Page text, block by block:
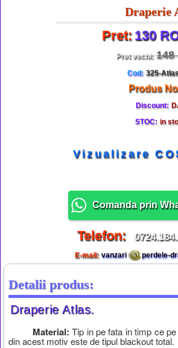
Draperie
Pret: 130
Pret vechi: 148
Cod: 325-
Produs
Discount:
STOC: in
Vizualizare
Comanda prin
Telefon:
E-mail: vanzari perdele-
Detalii produs:
Draperie Atlas.
Material:Tip in pe fata in timp ce
din acest motiv este de tipul blackout total.